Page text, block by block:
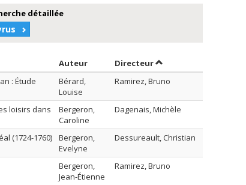
détaillée
Auteur Trier par auteur en ordre croissant
Directeurpar contributeur en
: Étude
Bérard,
Louise
Ramirez, Bruno
loisirs dans
Bergeron,
Caroline
Dagenais, Michèle
(1724-1760)
Bergeron,
Evelyne
Dessureault, Christian
Bergeron,
Jean-Étienne
Ramirez, Bruno